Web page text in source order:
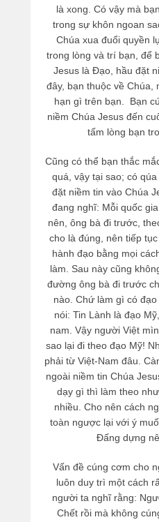
là xong. Có vậy mà
trong sự khôn ngoan
Chúa xua đuổi quyền
trong lòng và trí bạn, để
Jesus là Đạo, hầu đặt
đây, bạn thuộc về Chúa,
hạn gì trên bạn. Bạn
niềm Chúa Jesus đến
tấm lòng bạn
Cũng có thể bạn thắc
quá, vậy tại sao; có
đặt niềm tin vào Chúa
đang nghĩ: Mỗi quốc
nên, ông bà đi trước,
cho là đúng, nên tiếp
hành đạo bằng mọi
làm. Sau này cũng
đường ông bà đi trước
nào. Chứ làm gì có
nói: Tin Lành là đạo
nam. Vậy người Việt
sao lại đi theo đạo Mỹ!
phải từ Việt-Nam đâu.
ngoài niềm tin Chúa
dạy gì thì làm theo
nhiều. Cho nên cách
toàn ngược lại với ý
Đấng dựng
Vấn đề cúng cơm cho
luôn duy trì một cách
người ta nghĩ rằng:
Chết rồi mà không